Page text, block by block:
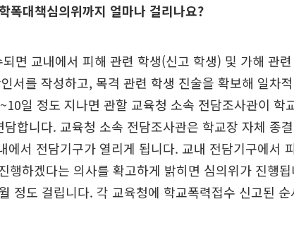
폭대책심의위까지 얼마나 걸리나요?
면 교내에서 피해 관련 학생(신고 학생) 및 가해 관
서를 작성하고, 목격 관련 학생 진술을 확보해 일차
일 정도 지나면 관할 교육청 소속 전담조사관이 학
합니다. 교육청 소속 전담조사관은 학교장 자체 종
에서 전담기구가 열리게 됩니다. 교내 전담기구에서
행하겠다는 의사를 확고하게 밝히면 심의위가 진행
정도 걸립니다. 각 교육청에 학교폭력접수 신고된